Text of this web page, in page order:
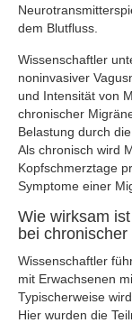
dem Blutfluss.
Wissenschaftler
noninvasiver
und Intensität von
chronischer
Belastung durch
Als chronisch wird
Kopfschmerztage
Symptome einer
Wie wirksam
bei
Wissenschaftler
mit Erwachsenen
Typischerweise
Hier wurden die